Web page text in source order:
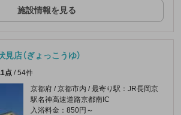
施設情報を見る
店（ぎょっこうゆ）
点 /54件
京都府 / 京都市内 / 最寄り駅：JR長岡京
駅名神高速道路京都南IC
入浴料金：850円～